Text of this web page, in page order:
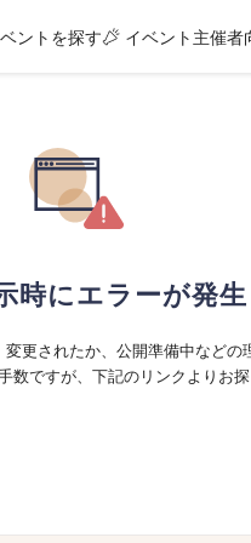
ントを探す イベント主催者
時にエラーが発生
更されたか、公開準備中などの
数ですが、下記のリンクよりお探